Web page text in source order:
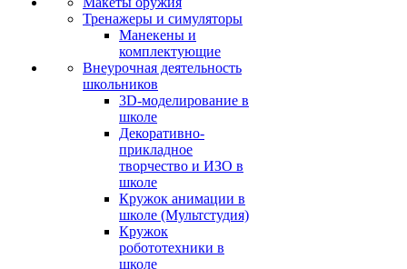
Тренажеры и симуляторы
Манекены и
комплектующие
Внеурочная деятельность
школьников
3D-моделирование в
школе
Декоративно-
прикладное
творчество и ИЗО в
школе
Кружок анимации в
школе (Мультстудия)
Кружок
робототехники в
школе